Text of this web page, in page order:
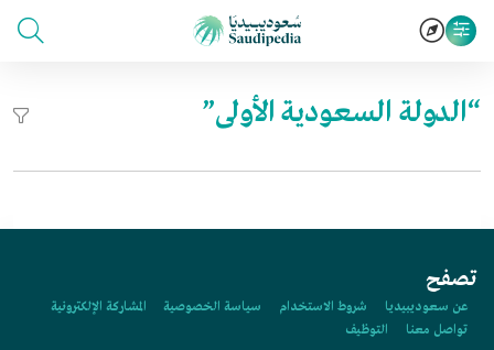
“الدولة السعودية الأولى”
تصفح
عن سعوديبيديا شروط الاستخدام سياسة الخصوصية
المشاركة الإلكترونية
تواصل معنا
التوظيف